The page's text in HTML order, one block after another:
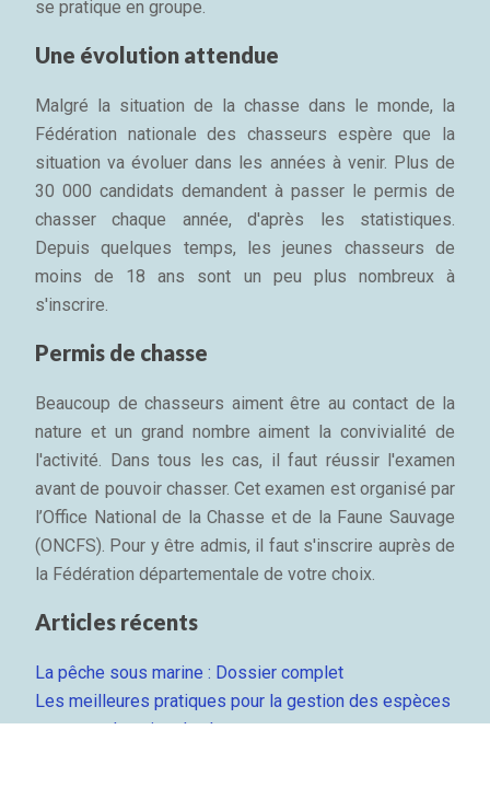
se pratique en groupe.
Une évolution attendue
Malgré la situation de la chasse dans le monde, la
Fédération nationale des chasseurs espère que la
situation va évoluer dans les années à venir. Plus de
30 000 candidats demandent à passer le permis de
chasser chaque année, d'après les statistiques.
Depuis quelques temps, les jeunes chasseurs de
moins de 18 ans sont un peu plus nombreux à
s'inscrire.
Permis de chasse
Beaucoup de chasseurs aiment être au contact de la
nature et un grand nombre aiment la convivialité de
l'activité. Dans tous les cas, il faut réussir l'examen
avant de pouvoir chasser. Cet examen est organisé par
l’Office National de la Chasse et de la Faune Sauvage
(ONCFS). Pour y être admis, il faut s'inscrire auprès de
la Fédération départementale de votre choix.
Articles récents
La pêche sous marine : Dossier complet
Les meilleures pratiques pour la gestion des espèces
sur votre domaine de chasse